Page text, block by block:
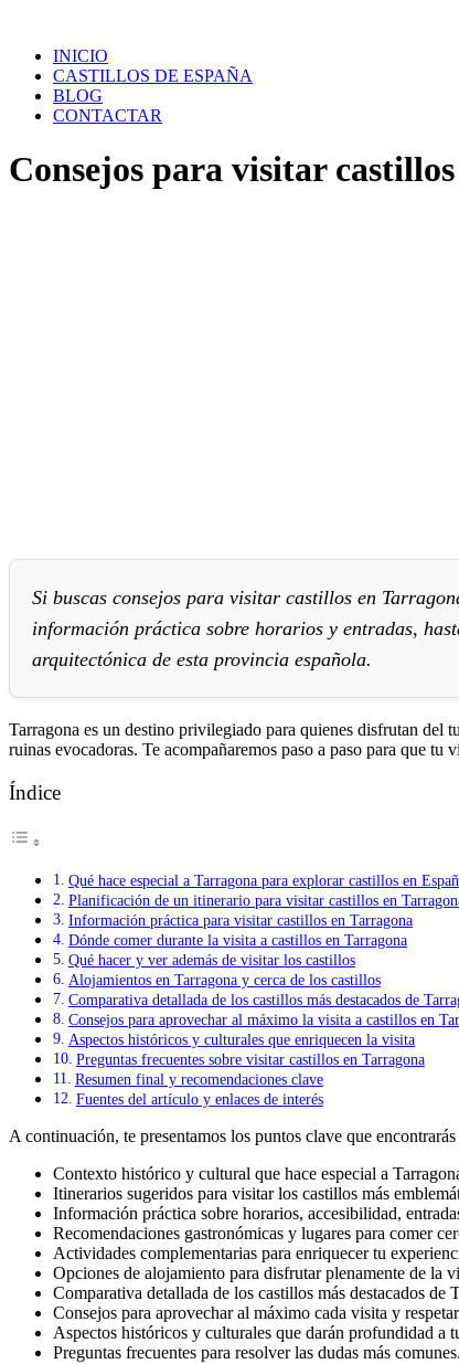
contenidoINICIO
CASTILLOS DE ESPAÑA
BLOG
CONTACTAR
Consejos para visitar
Si buscas consejos para visitar castillos en
información práctica sobre horarios y entradas,
arquitectónica de esta provincia española.
Tarragona es un destino privilegiado para quienes disfrutan del
ruinas evocadoras. Te acompañaremos paso a paso para que tu
Índice
Qué hace especial a Tarragona para explorar castillos en
Planificación de un itinerario para visitar castillos en
Información práctica para visitar castillos en Tarragona
Dónde comer durante la visita a castillos en Tarragona
Qué hacer y ver además de visitar los castillos
Alojamientos en Tarragona y cerca de los castillos
Comparativa detallada de los castillos más destacados de
Consejos para aprovechar al máximo la visita a castillos en
Aspectos históricos y culturales que enriquecen la visita
Preguntas frecuentes sobre visitar castillos en Tarragona
Resumen final y recomendaciones clave
Fuentes del artículo y enlaces de interés
A continuación, te presentamos los puntos clave que encontrarás
Contexto histórico y cultural que hace especial a
Itinerarios sugeridos para visitar los castillos más
Información práctica sobre horarios, accesibilidad,
Recomendaciones gastronómicas y lugares para comer
Actividades complementarias para enriquecer tu
Opciones de alojamiento para disfrutar plenamente de la
Comparativa detallada de los castillos más destacados de
Consejos para aprovechar al máximo cada visita y
Aspectos históricos y culturales que darán profundidad a
Preguntas frecuentes para resolver las dudas más comunes.